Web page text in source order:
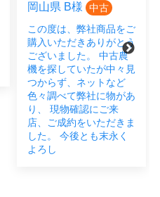
岡山県 B様
中古
この度は、弊社商品をご
購入いただきありがとう
ございました。 中古農
機を探していたが中々見
つからず、ネットなど
色々調べて弊社に物があ
り、 現物確認にご来
店、ご成約をいただきま
した。 今後とも末永く
よろし